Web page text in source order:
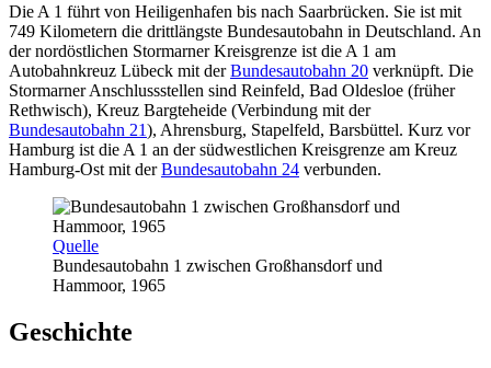
Die A 1 führt von Heiligenhafen bis nach Saarbrücken. Sie ist mit
749 Kilometern die drittlängste Bundesautobahn in Deutschland. An
der nordöstlichen Stormarner Kreisgrenze ist die A 1 am
Autobahnkreuz Lübeck mit derBundesautobahn 20 verknüpft. Die
Stormarner Anschlussstellen sind Reinfeld, Bad Oldesloe (früher
Rethwisch), Kreuz Bargteheide (Verbindung mit der
Bundesautobahn 21), Ahrensburg, Stapelfeld, Barsbüttel. Kurz vor
Hamburg ist die A 1 an der südwestlichen Kreisgrenze am Kreuz
Hamburg-Ost mit derBundesautobahn 24 verbunden.
Quelle
Bundesautobahn 1 zwischen Großhansdorf und
Hammoor, 1965
Geschichte